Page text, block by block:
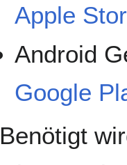
Apple
Android
Google
Benötigt